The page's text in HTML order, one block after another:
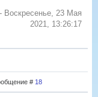
- Воскресенье, 23 Мая
2021, 13:26:17
# 18